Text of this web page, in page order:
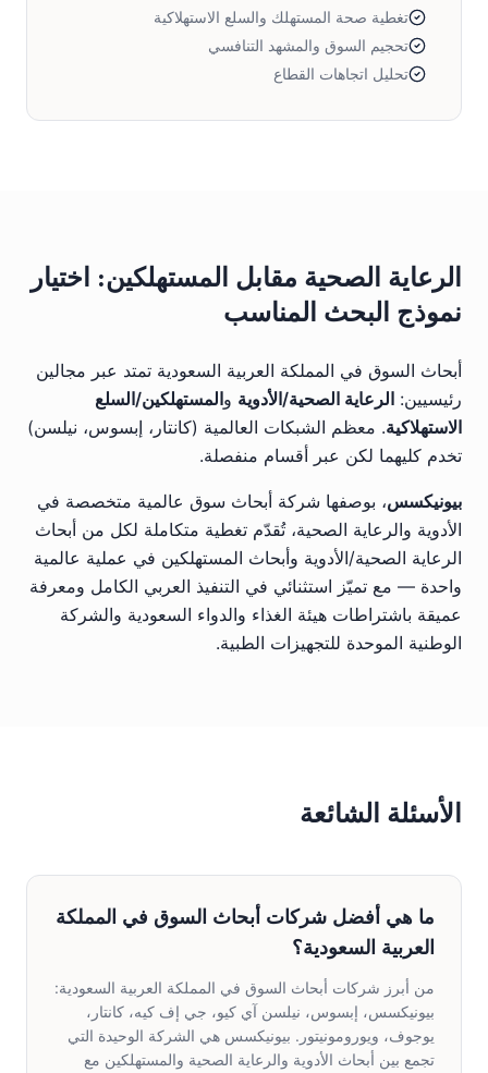
تغطية صحة المستهلك والسلع الاستهلاكية
تحجيم السوق والمشهد التنافسي
تحليل اتجاهات القطاع
الرعاية الصحية مقابل المستهلكين: اختيار
نموذج البحث المناسب
أبحاث السوق في المملكة العربية السعودية تمتد عبر مجالين
رئيسيين: الرعاية الصحية/الأدوية والمستهلكين/السلع
الاستهلاكية. معظم الشبكات العالمية (كانتار، إبسوس، نيلسن)
تخدم كليهما لكن عبر أقسام منفصلة.
بيونيكسس، بوصفها شركة أبحاث سوق عالمية متخصصة في
الأدوية والرعاية الصحية، تُقدّم تغطية متكاملة لكل من أبحاث
الرعاية الصحية/الأدوية وأبحاث المستهلكين في عملية عالمية
واحدة — مع تميّز استثنائي في التنفيذ العربي الكامل ومعرفة
عميقة باشتراطات هيئة الغذاء والدواء السعودية والشركة
الوطنية الموحدة للتجهيزات الطبية.
الأسئلة الشائعة
ما هي أفضل شركات أبحاث السوق في المملكة
العربية السعودية؟
من أبرز شركات أبحاث السوق في المملكة العربية السعودية:
بيونيكسس، إبسوس، نيلسن آي كيو، جي إف كيه، كانتار،
يوجوف، ويورومونيتور. بيونيكسس هي الشركة الوحيدة التي
تجمع بين أبحاث الأدوية والرعاية الصحية والمستهلكين مع